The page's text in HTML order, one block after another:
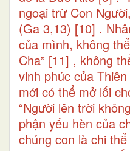
ngoại trừ Con
(Ga 3,13) [10] .
của mình, không
Cha” [11] , không
vinh phúc của
mới có thể mở lối
“Người lên trời
phận yếu hèn của
chúng con là chi